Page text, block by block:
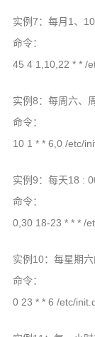
实例7：每月1、
命令：
45 4 1,10,22 * * /
实例8：每周六、
命令：
10 1 * * 6,0 /etc/
实例9：每天18 :
命令：
0,30 18-23 * * * /
实例10：每星期
命令：
0 23 * * 6 /etc/